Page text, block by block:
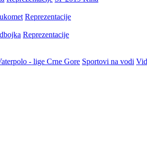
Reprezentacije
Reprezentacije
- lige Crne Gore Sportovi na vodi